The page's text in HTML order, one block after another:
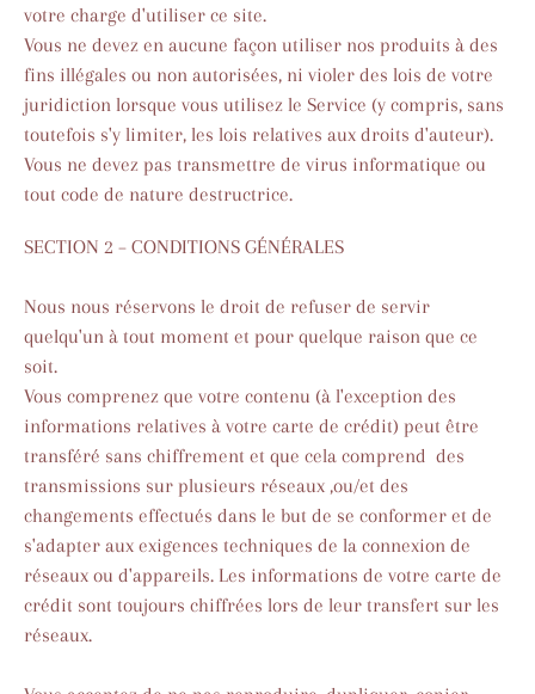
votre charge d'utiliser ce site.
Vous ne devez en aucune façon utiliser nos produits à des
fins illégales ou non autorisées, ni violer des lois de votre
juridiction lorsque vous utilisez le Service (y compris, sans
toutefois s'y limiter, les lois relatives aux droits d'auteur).
Vous ne devez pas transmettre de virus informatique ou
tout code de nature destructrice.
SECTION 2 – CONDITIONS GÉNÉRALES
Nous nous réservons le droit de refuser de servir
quelqu'un à tout moment et pour quelque raison que ce
soit.
Vous comprenez que votre contenu (à l'exception des
informations relatives à votre carte de crédit) peut être
transféré sans chiffrement et que cela comprend des
transmissions sur plusieurs réseaux ,ou/et des
changements effectués dans le but de se conformer et de
s'adapter aux exigences techniques de la connexion de
réseaux ou d'appareils. Les informations de votre carte de
crédit sont toujours chiffrées lors de leur transfert sur les
réseaux.